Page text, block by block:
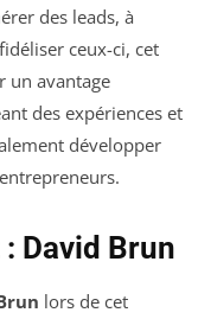
des leads, à
ceux-ci, cet
un avantage
des expériences et
développer
David Brun
lors de cet